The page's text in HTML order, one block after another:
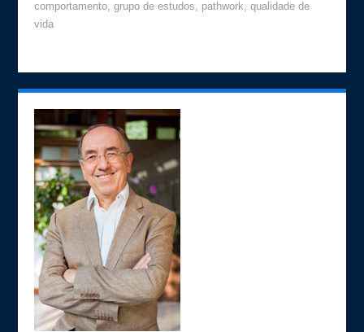
comportamento,grupo de estudos, pathwork,qualidade de
vida